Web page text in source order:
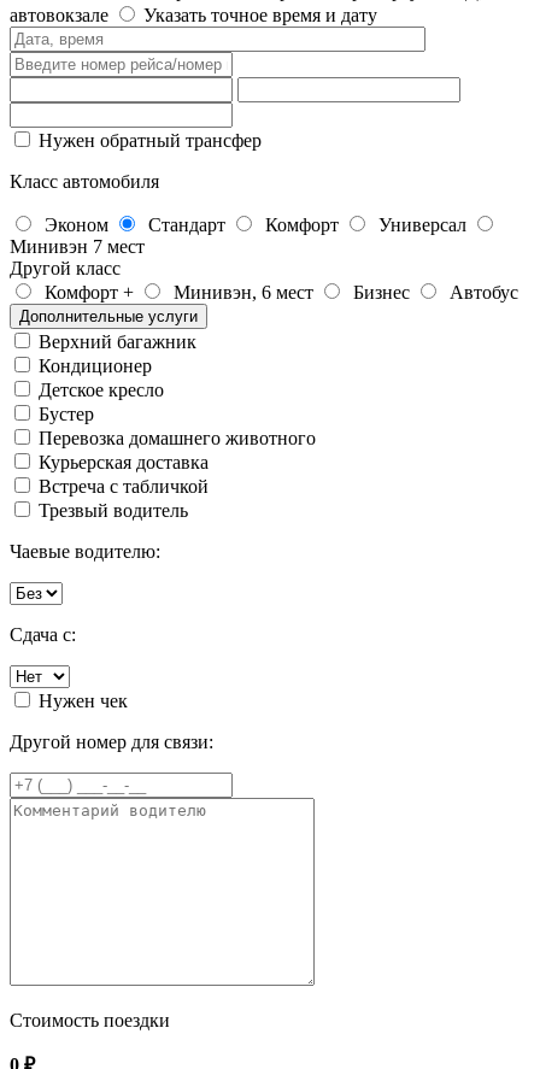
автовокзале
Указать точное время и дату
Нужен обратный трансфер
Класс автомобиля
Эконом Стандарт Комфорт
Универсал
Минивэн 7 мест
Другой класс
Комфорт +
Минивэн, 6 мест Бизнес Автобус
Дополнительные услуги
Верхний багажник
Кондиционер
Детское кресло
Бустер
Перевозка домашнего животного
Курьерская доставка
Встреча с табличкой
Трезвый водитель
Чаевые водителю:
Сдача с:
Нужен чек
Другой номер для связи:
Стоимость поездки
0 ₽